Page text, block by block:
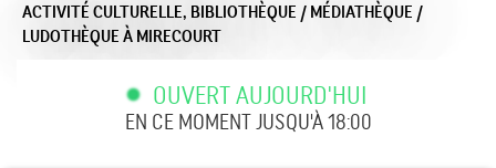
ACTIVITÉ CULTURELLE, BIBLIOTHÈQUE / MÉDIATHÈQUE /
LUDOTHÈQUE À MIRECOURT
OUVERT AUJOURD'HUI
EN CE MOMENT JUSQU'À 18:00